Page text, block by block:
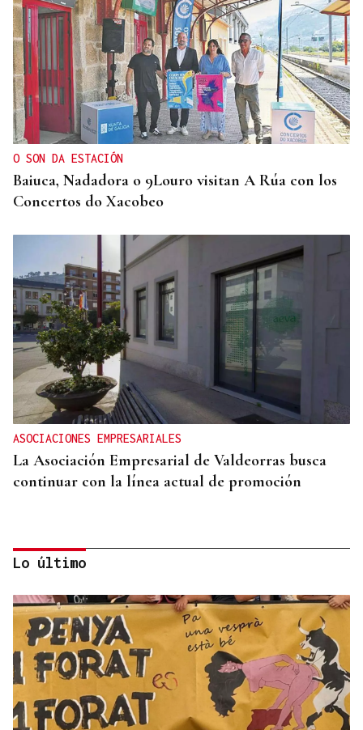
O SON DA ESTACIÓN
Baiuca, Nadadora o 9Louro visitan A Rúa con los
Concertos do Xacobeo
ASOCIACIONES EMPRESARIALES
La Asociación Empresarial de Valdeorras busca
continuar con la línea actual de promoción
DISTRIBUIDORA FAMILIAR
Lo último